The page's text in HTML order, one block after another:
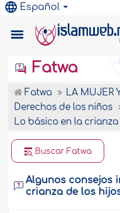
Español
Fatwa
Fatwa
LA MUJER
Derechos de los niños
Lo básico en la
Buscar Fatwa
Algunos consejos
crianza de los